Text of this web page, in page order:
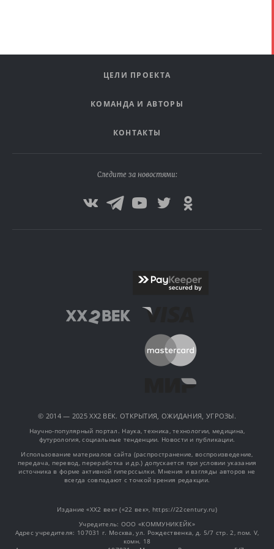
ЦЕЛИ ПРОЕКТА
КОМАНДА И АВТОРЫ
КОНТАКТЫ
Следите за новостями:
© 2014 — 2025 XX2 ВЕК. ОТКРЫТИЯ, ОЖИДАНИЯ, УГРОЗЫ.
Научно-популярный портал. Наука, техника, технологии, медицина,
футурология, социальные тенденции. Новости и публикации.
Использование материалов сайта (распространение, воспроизведение,
передача, перевод, переработка и др.) допускается при условии указания
источника в форме активной гиперссылки. Мнения и взгляды авторов не
всегда совпадают с точкой зрения редакции.
Издание «XX2 век» («22 век», https://22century.ru)
Учредитель: OOO «КОММУНИКЕЙК»
Адрес учредителя: 107031 г. Москва, ул. Рождественка, д. 5/7 стр. 2, пом. V,
комн. 18